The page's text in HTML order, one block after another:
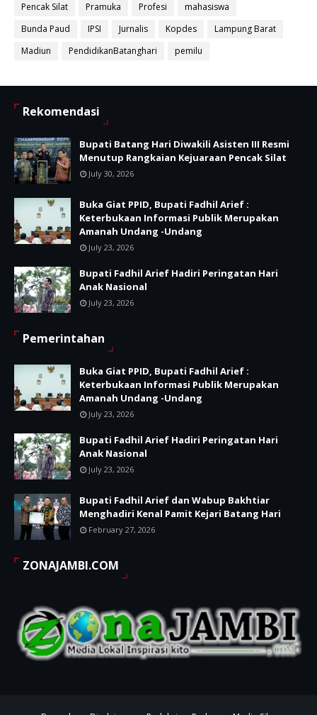
Pencak Silat
Pramuka Profesi
mahasiswa
Bunda Paud
IPSI Jurnalis Kopdes
Lampung Barat
Madiun
PendidikanBatanghari pemilu
Rekomendasi
Bupati Batang Hari Diwakili Asisten III Resmi
Menutup Rangkaian Kejuaraan Pencak Silat
July 30, 2026
Buka Giat PPID, Bupati Fadhil Arief :
Keterbukaan Informasi Publik Merupakan
Amanah Undang -Undang
July 23, 2026
Bupati Fadhil Arief Hadiri Peringatan Hari
Anak Nasional
July 23, 2026
Pemerintahan
Buka Giat PPID, Bupati Fadhil Arief :
Keterbukaan Informasi Publik Merupakan
Amanah Undang -Undang
July 23, 2026
Bupati Fadhil Arief Hadiri Peringatan Hari
Anak Nasional
July 23, 2026
Bupati Fadhil Arief dan Wabup Bakhtiar
Menghadiri Kenal Pamit Kejari Batang Hari
February 27, 2026
ZONAJAMBI.COM